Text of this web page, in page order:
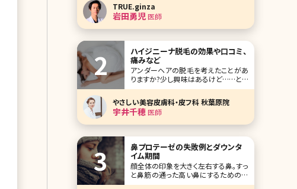
に程度の差はあれ傷跡があるかと思
います。そもそも傷跡とケロイドの違い
ってなんだろう、治療法はどんなもの
お答えしていきま
TRUE.ginza
岩田勇児医師
ハイジニーナ脱毛の効果や口コミ、
痛みなど
アンダーヘアの脱毛を考えたことがあ
りますか?少し興味はあるけど……とい
う方も多いのではないでしょうか。アン
ダーヘアの処理方法にはVIOゾーンを
完全に脱毛してしまう「ハイジニーナ」
とムダ毛の量を減らして整える「減毛」
の2種類があります。 ここでは、ハイジ
やさしい美容皮膚科・皮フ科 秋葉原院
宇井千穂 医師
鼻プロテーゼの失敗例とダウンタ
イム期間
顔全体の印象を大きく左右する鼻。すっ
と鼻筋の通った高い鼻にするための一
番確実な方法は鼻プロテーゼを挿入